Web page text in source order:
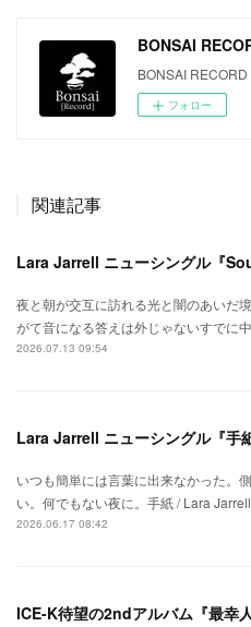
BONSAI
BONSAI
フォロー
関連記事
夜と朝が交互に訪れる光と闇のあいだ
がて音になる答えは外じゃないすでに
2026.07.13 09:54
いつも簡単には言葉に出来なかった。
い。何でもない夜に。手紙 / Lara Jarrell
2026.06.17 08:42